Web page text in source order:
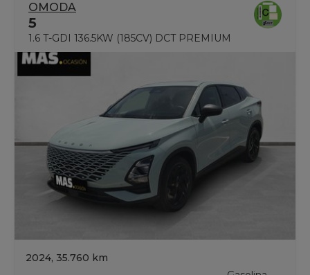
OMODA
5
1.6 T-GDI 136.5KW (185CV) DCT PREMIUM
2024, 35.760 km